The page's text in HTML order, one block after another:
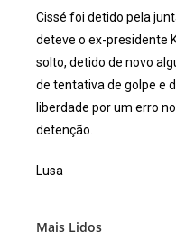
Cissé foi detido pela
deteve o ex-presidente
solto, detido de novo
de tentativa de golpe e
liberdade por um erro
detenção.
Lusa
Mais Lidos